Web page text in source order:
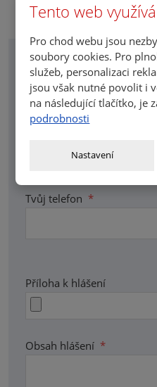
Formulář pro
Jméno a příjmení *
Tvůj telefon *
Příloha k hlášení
Obsah hlášení *
Tento web
Pro chod webu jsou
soubory cookies. Pro
služeb, personalizaci
jsou však nutné povolit i
na následující tlačítko, je
podrobnosti
Nastavení